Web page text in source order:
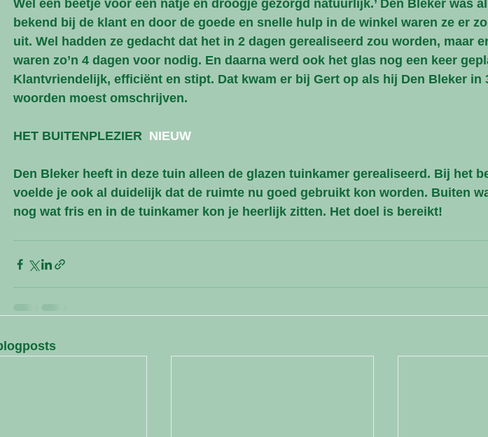
Wel een beetje voor een natje en droogje gezorgd natuurlijk.’ Den Bleker was al
bekend bij de klant en door de goede en snelle hulp in de winkel waren ze er
uit. Wel hadden ze gedacht dat het in 2 dagen gerealiseerd zou worden, maar
waren zo’n 4 dagen voor nodig. En daarna werd ook het glas nog een keer
Klantvriendelijk, efficiënt en stipt. Dat kwam er bij Gert op als hij Den Bleker in
woorden moest omschrijven.
HET BUITENPLEZIER NIEUW
Den Bleker heeft in deze tuin alleen de glazen tuinkamer gerealiseerd. Bij het
voelde je ook al duidelijk dat de ruimte nu goed gebruikt kon worden. Buiten
nog wat fris en in de tuinkamer kon je heerlijk zitten. Het doel is bereikt!